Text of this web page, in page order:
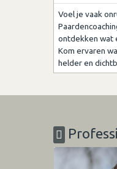
Voel je vaak
ontdekken wat
Kom ervaren
helder en